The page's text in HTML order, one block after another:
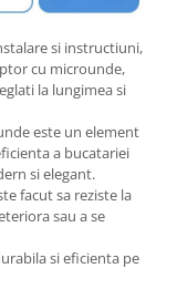
si instructiuni,
cu microunde,
la lungimea si
este un element
a bucatariei
si elegant.
facut sa reziste la
sau a se
si eficienta pe